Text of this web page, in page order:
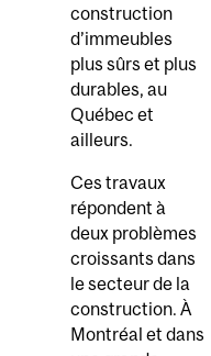
construction
d’immeubles
plus sûrs et plus
durables, au
Québec et
ailleurs.
Ces travaux
répondent à
deux problèmes
croissants dans
le secteur de la
construction. À
Montréal et dans